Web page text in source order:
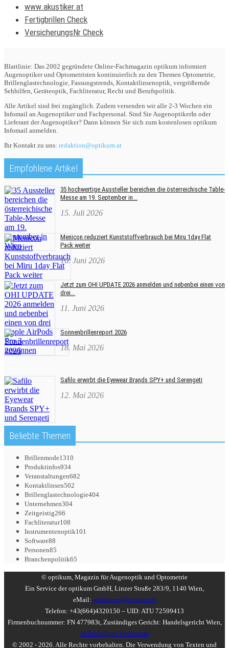
www.akustiker.at
Fertigbrillen Check
VersicherungsNr Check
Blattlinie: Das 2002 gegründete Online-Fachmagazin optikum informiert
Augenoptiker und Optometristen kontinuierlich zu den Themen Optometrie,
Brillenglastechnologie, Fassungstrends, Kontaktlinsenoptik, vergrößernde
Sehhilfen, Geräteoptik, Fachliteratur, Recht und Berufspolitik.
Alle Artikel sind frei zugänglich. Zudem versenden wir alle 2-3 Wochen ein
Infomail an Augenoptiker und Fachpersonal. Sind Sie AugenoptikerIn oder
Lieferant der Augenoptiker? Dann können Sie sich zum kostenlosen optikum
Infomail anmelden.
Ihr Kontakt zu uns: redaktion@optikum.at
Empfohlene Artikel
35 hochwertige Aussteller bereichen die österreichische Table-
Messe am 19. September in...
15. Juli 2026
Menicon reduziert Kunststoffverbrauch bei Miru 1day Flat
Pack weiter
16. Juni 2026
Jetzt zum OHI UPDATE 2026 anmelden und nebenbei einen von
drei...
11. Juni 2026
Sonnenbrillenreport 2026
18. Mai 2026
Safilo erwirbt die Eyewear Brands SPY+ und Serengeti
12. Mai 2026
Beliebte Themen
Brillenmode1310
Produktinfos934
Veranstaltungen682
Kontaktlinsen502
Brillenglastechnologie404
Unternehmen304
Zeitgeistig266
Fachliteratur108
Instrumentenoptik101
Software88
Personen85
Branchenpolitik65
© optikum, Magazin für Augenoptik und Optometrie
Ein Service der optikum GmbH, Linzer Straße 283/9, 1140 Wien,
eMail: redaktion@optikum.at
Telefon: +43(664)4320150 – UID: ATU 72599413
Firmenbuchnummer: FN 477983t, Zuständiges Gericht: Handelsgericht Wien,
Vollständiges Impressum
© 2002 - 2026. Alle Rechte vorbehalten. Die Verwendung von Texten und